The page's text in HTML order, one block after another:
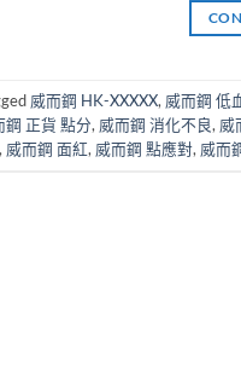
威而鋼 HK-XXXXX, 威而鋼 低
鋼 正貨 點分, 威而鋼 消化不良, 威
, 威而鋼 面紅, 威而鋼 點應對, 威而